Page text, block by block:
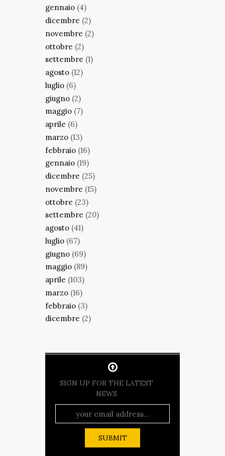
gennaio (4)
dicembre (2)
novembre (2)
ottobre (2)
settembre (1)
agosto (12)
luglio (6)
giugno (2)
maggio (7)
aprile (6)
marzo (13)
febbraio (16)
gennaio (19)
dicembre (25)
novembre (15)
ottobre (23)
settembre (20)
agosto (41)
luglio (67)
giugno (69)
maggio (89)
aprile (103)
marzo (16)
febbraio (3)
dicembre (2)
SIGN UP FOR THE LATEST
NEWS